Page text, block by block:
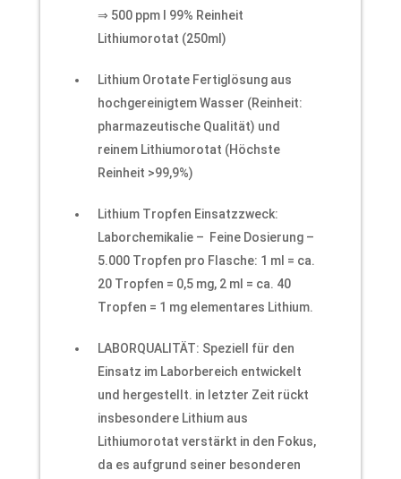
⇒ 500 ppm I 99% Reinheit
Lithiumorotat (250ml)
Lithium Orotate Fertiglösung aus
hochgereinigtem Wasser (Reinheit:
pharmazeutische Qualität) und
reinem Lithiumorotat (Höchste
Reinheit >99,9%)
Lithium Tropfen Einsatzzweck:
Laborchemikalie – Feine Dosierung –
5.000 Tropfen pro Flasche: 1 ml = ca.
20 Tropfen = 0,5 mg, 2 ml = ca. 40
Tropfen = 1 mg elementares Lithium.
LABORQUALITÄT: Speziell für den
Einsatz im Laborbereich entwickelt
und hergestellt. in letzter Zeit rückt
insbesondere Lithium aus
Lithiumorotat verstärkt in den Fokus,
da es aufgrund seiner besonderen